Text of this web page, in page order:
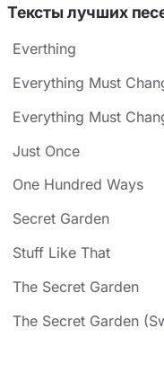
Тексты лучших
Everthing
Everything Must
Everything Must
Just Once
One Hundred Ways
Secret Garden
Stuff Like That
The Secret Garden
The Secret Garden